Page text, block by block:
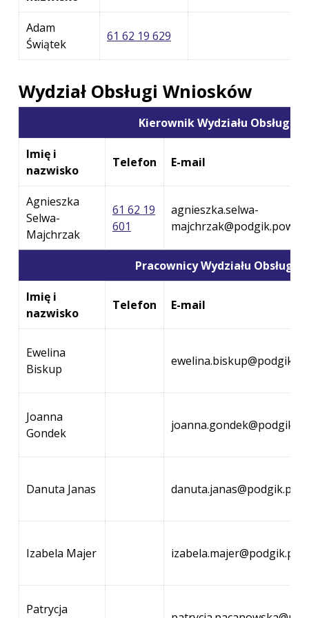
Adam
Świątek
61 62 19 629
Wydział Obsługi Wniosków
Kierownik Wydziału Obsługi
Imię i
nazwisko
Telefon E-mail
Agnieszka
Selwa-
Majchrzak
61 62 19
601
agnieszka.selwa-
Pracownicy Wydziału Obsługi
Imię i
nazwisko
Telefon E-mail
Ewelina
Biskup
Joanna
Gondek
Danuta Janas
Izabela Majer
Patrycja